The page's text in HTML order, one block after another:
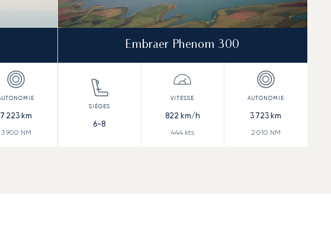
7 223 km
3 900 NM
Embraer Phenom 300
6-8
822 km/h
444 kts
3 723 km
2 010 NM